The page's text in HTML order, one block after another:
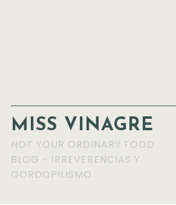
MISS VINAGRE
NOT YOUR ORDINARY FOOD
BLOG - IRREVERENCIAS Y
GORDOPILISMO